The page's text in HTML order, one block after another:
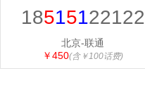
18515122122
北京-联通
￥450(含￥100话费)